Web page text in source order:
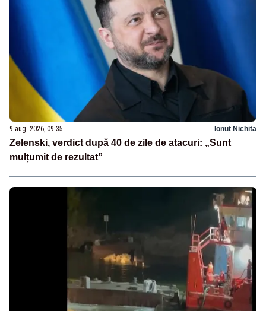
9 aug. 2026, 09:35 Ionuț Nichita
Zelenski, verdict după 40 de zile de atacuri: „Sunt
mulțumit de rezultat”